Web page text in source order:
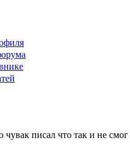
писал что так и не